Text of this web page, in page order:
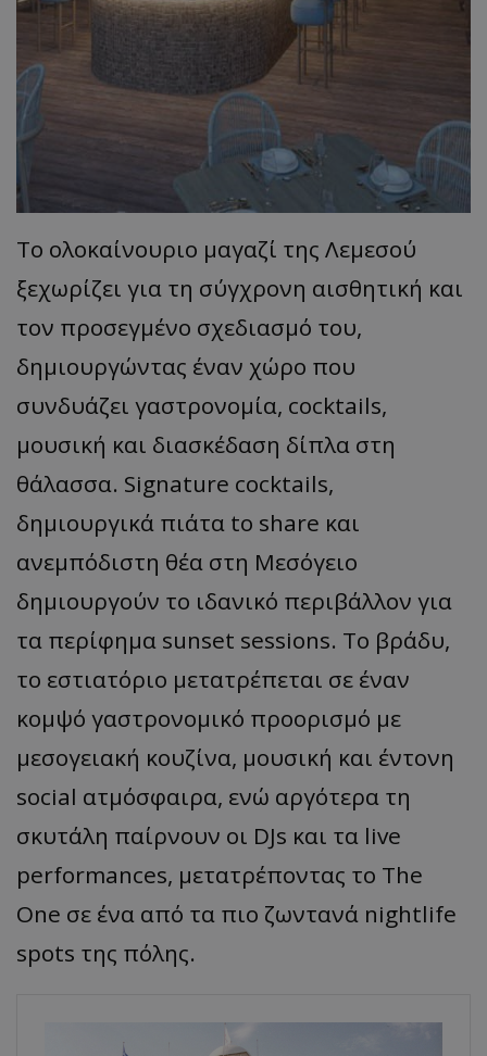
Το ολοκαίνουριο μαγαζί της Λεμεσού
ξεχωρίζει για τη σύγχρονη αισθητική και
τον προσεγμένο σχεδιασμό του,
δημιουργώντας έναν χώρο που
συνδυάζει γαστρονομία, cocktails,
μουσική και διασκέδαση δίπλα στη
θάλασσα. Signature cocktails,
δημιουργικά πιάτα to share και
ανεμπόδιστη θέα στη Μεσόγειο
δημιουργούν το ιδανικό περιβάλλον για
τα περίφημα sunset sessions. Το βράδυ,
το εστιατόριο μετατρέπεται σε έναν
κομψό γαστρονομικό προορισμό με
μεσογειακή κουζίνα, μουσική και έντονη
social ατμόσφαιρα, ενώ αργότερα τη
σκυτάλη παίρνουν οι DJs και τα live
performances, μετατρέποντας το The
One σε ένα από τα πιο ζωντανά nightlife
spots της πόλης.